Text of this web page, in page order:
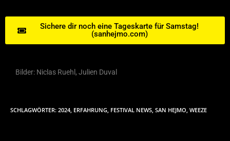
Sichere dir noch eine Tageskarte für Samstag!
(sanhejmo.com)
Bilder: Niclas Ruehl, Julien Duval
SCHLAGWÖRTER: 2024, ERFAHRUNG, FESTIVAL NEWS, SAN HEJMO, WEEZE